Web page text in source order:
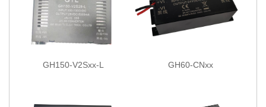
GH150-V2Sxx-L GH60-CNxx